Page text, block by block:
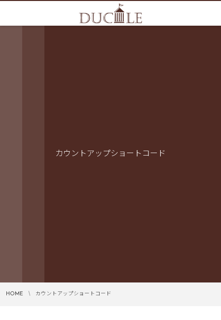
カウントアップショートコード
HOME カウントアップショートコード